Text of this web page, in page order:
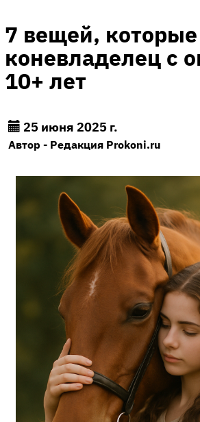
7 вещей,
коневладелец с
10+ лет
25 июня 2025 г.
Автор - Редакция Prokoni.ru